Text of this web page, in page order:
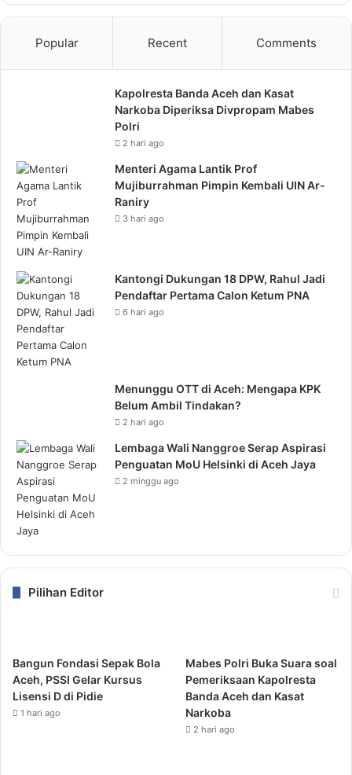
Popular Recent Comments
Kapolresta Banda Aceh dan Kasat
Narkoba Diperiksa Divpropam Mabes
Polri
2 hari ago
Menteri Agama Lantik Prof
Mujiburrahman Pimpin Kembali UIN Ar-
Raniry
3 hari ago
Kantongi Dukungan 18 DPW, Rahul Jadi
Pendaftar Pertama Calon Ketum PNA
6 hari ago
Menunggu OTT di Aceh: Mengapa KPK
Belum Ambil Tindakan?
2 hari ago
Lembaga Wali Nanggroe Serap Aspirasi
Penguatan MoU Helsinki di Aceh Jaya
2 minggu ago
Pilihan Editor
Bangun Fondasi Sepak Bola
Aceh, PSSI Gelar Kursus
Lisensi D di Pidie
1 hari ago
Mabes Polri Buka Suara soal
Pemeriksaan Kapolresta
Banda Aceh dan Kasat
Narkoba
2 hari ago